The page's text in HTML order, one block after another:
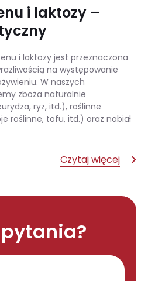
i laktozy –
i laktozy jest przeznaczona
na występowanie
W naszych
zboża naturalnie
ryż, itd.), roślinne
roślinne, tofu, itd.) oraz nabiał
Czytaj więcej